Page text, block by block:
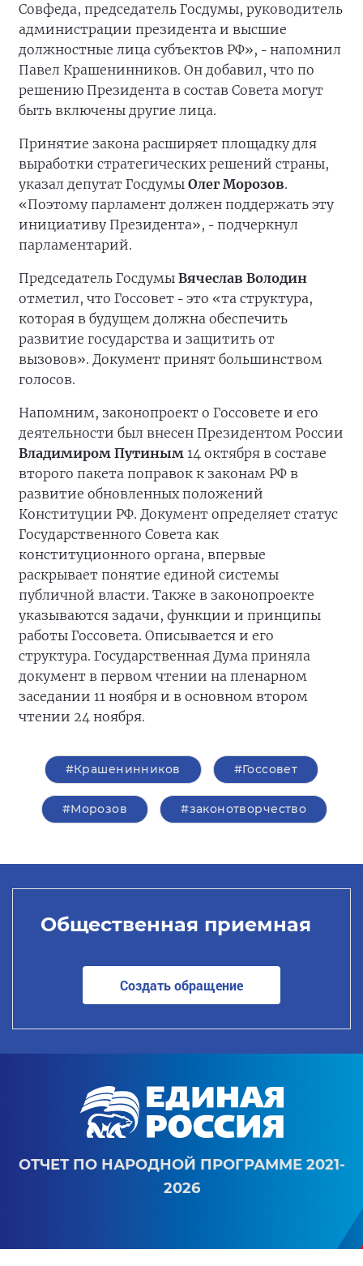
Совфеда, председатель Госдумы, руководитель
администрации президента и высшие
должностные лица субъектов РФ», – напомнил
Павел Крашенинников. Он добавил, что по
решению Президента в состав Совета могут
быть включены другие лица.
Принятие закона расширяет площадку для
выработки стратегических решений страны,
указал депутат Госдумы Олег Морозов.
«Поэтому парламент должен поддержать эту
инициативу Президента», – подчеркнул
парламентарий.
Председатель Госдумы Вячеслав Володин
отметил, что Госсовет – это «та структура,
которая в будущем должна обеспечить
развитие государства и защитить от
вызовов». Документ принят большинством
голосов.
Напомним, законопроект о Госсовете и его
деятельности был внесен Президентом России
Владимиром Путиным 14 октября в составе
второго пакета поправок к законам РФ в
развитие обновленных положений
Конституции РФ. Документ определяет статус
Государственного Совета как
конституционного органа, впервые
раскрывает понятие единой системы
публичной власти. Также в законопроекте
указываются задачи, функции и принципы
работы Госсовета. Описывается и его
структура. Государственная Дума приняла
документ в первом чтении на пленарном
заседании 11 ноября и в основном втором
чтении 24 ноября.
#Крашенинников #Госсовет
#Морозов #законотворчество
Общественная приемная
Создать обращение
ОТЧЕТ ПО НАРОДНОЙ ПРОГРАММЕ 2021-
2026